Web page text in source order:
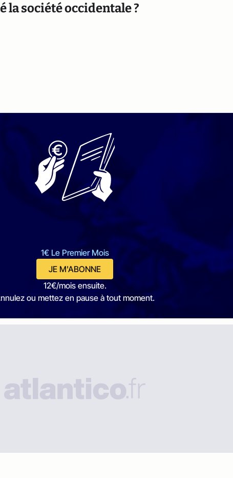
société occidentale ?
1€ Le Premier Mois
JE M'ABONNE
12€/mois ensuite.
ou mettez en pause à tout moment.